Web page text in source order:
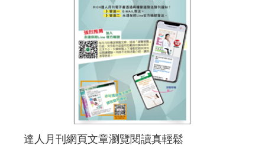
達人月刊網頁文章瀏覽閱讀真輕鬆